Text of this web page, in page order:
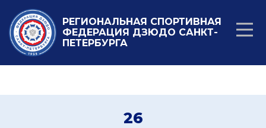
РЕГИОНАЛЬНАЯ СПОРТИВНАЯ
ФЕДЕРАЦИЯ ДЗЮДО САНКТ-
ПЕТЕРБУРГА
26